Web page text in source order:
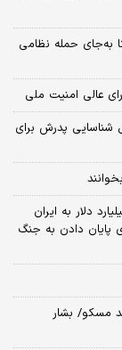
به‌جای حمله نظامی
عالی امنیت ملی
شناسایی پدرش برای
برای بازگشایی تنگه هرمز سالانه ۱۰۰ میلیارد دلار به ایران
پایان دادن به جنگ
مسکو/ بشار